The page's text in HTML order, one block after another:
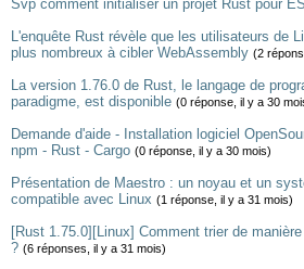
Svp comment initialiser un projet Rust pour
L'enquête Rust révèle que les utilisateurs de
plus nombreux à cibler WebAssembly (2
La version 1.76.0 de Rust, le langage de
paradigme, est disponible (0 réponse, il y a 30
Demande d'aide - Installation logiciel
npm - Rust - Cargo (0 réponse, il y a 30 mois)
Présentation de Maestro : un noyau et un
compatible avec Linux (1 réponse, il y a 31 mois)
[Rust 1.75.0][Linux] Comment trier de
? (6 réponses, il y a 31 mois)